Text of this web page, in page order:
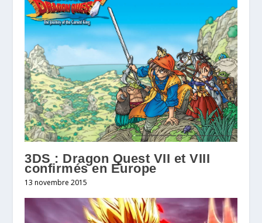
3DS : Dragon Quest VII et VIII
confirmés en Europe
13 novembre 2015